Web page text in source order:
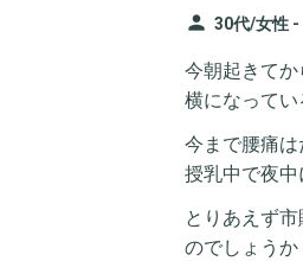
person 30代/女性 -
今朝起きてか
横になってい
今まで腰痛は
授乳中で夜中
とりあえず
のでしょう